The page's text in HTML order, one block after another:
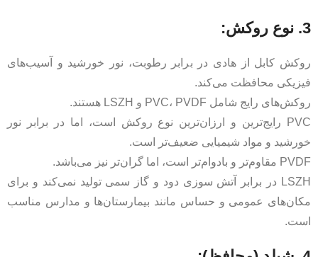
3. نوع روکش:
روکش کابل از هادی در برابر رطوبت، نور خورشید و آسیب‌های
فیزیکی محافظت می‌کند.
روکش‌های رایج شامل PVC، PVDF و LSZH هستند.
PVC رایج‌ترین و ارزان‌ترین نوع روکش است، اما در برابر نور
خورشید و مواد شیمیایی ضعیف‌تر است.
PVDF مقاوم‌تر و بادوام‌تر است، اما گران‌تر نیز می‌باشد.
LSZH در برابر آتش سوزی دود و گاز سمی تولید نمی‌کند و برای
مکان‌های عمومی و حساس مانند بیمارستان‌ها و مدارس مناسب
است.